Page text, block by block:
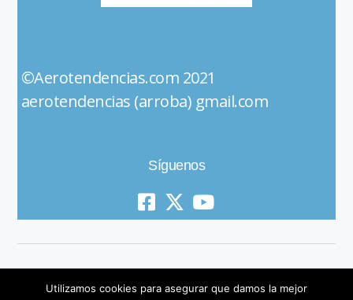
©Aerotendencias.com 2021
aerotendencias (arroba) gmail.com
Síguenos
Utilizamos cookies para asegurar que damos la mejor